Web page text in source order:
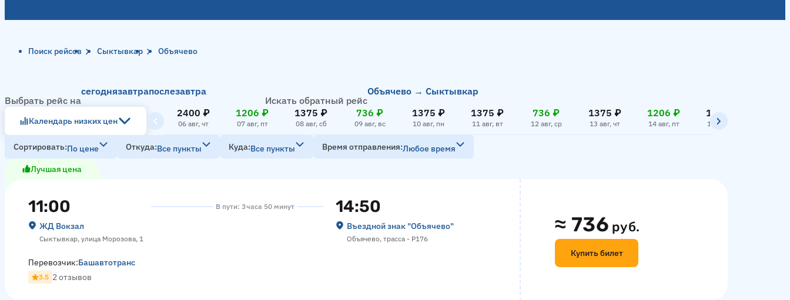
Поиск рейсов Сыктывкар Объячево
Выбрать рейс на
сегоднязавтрапослезавтра
Искать обратный рейс
Объячево → Сыктывкар
Календарь низких цен
2400 ₽
06 авг, чт
1206 ₽
07 авг, пт
1375 ₽
08 авг, сб
736 ₽
09 авг, вс
1375 ₽
10 авг, пн
1375 ₽
11 авг, вт
736 ₽
12 авг, ср
1375 ₽
13 авг, чт
1206 ₽
14 авг, пт
1375 ₽
15 авг, сб
Сортировать По цене Откуда Все пункты Куда Все пункты Время отправления Любое время
Лучшая цена
11:00
ЖД Вокзал
Сыктывкар, улица Морозова, 1
В пути: 3 часа 50 минут 14:50
Въездной знак "Объячево"
Объячево, трасса - Р176
≈ 736 руб.
Купить билет
Перевозчик:Башавтотранс
3.5 2 отзывов